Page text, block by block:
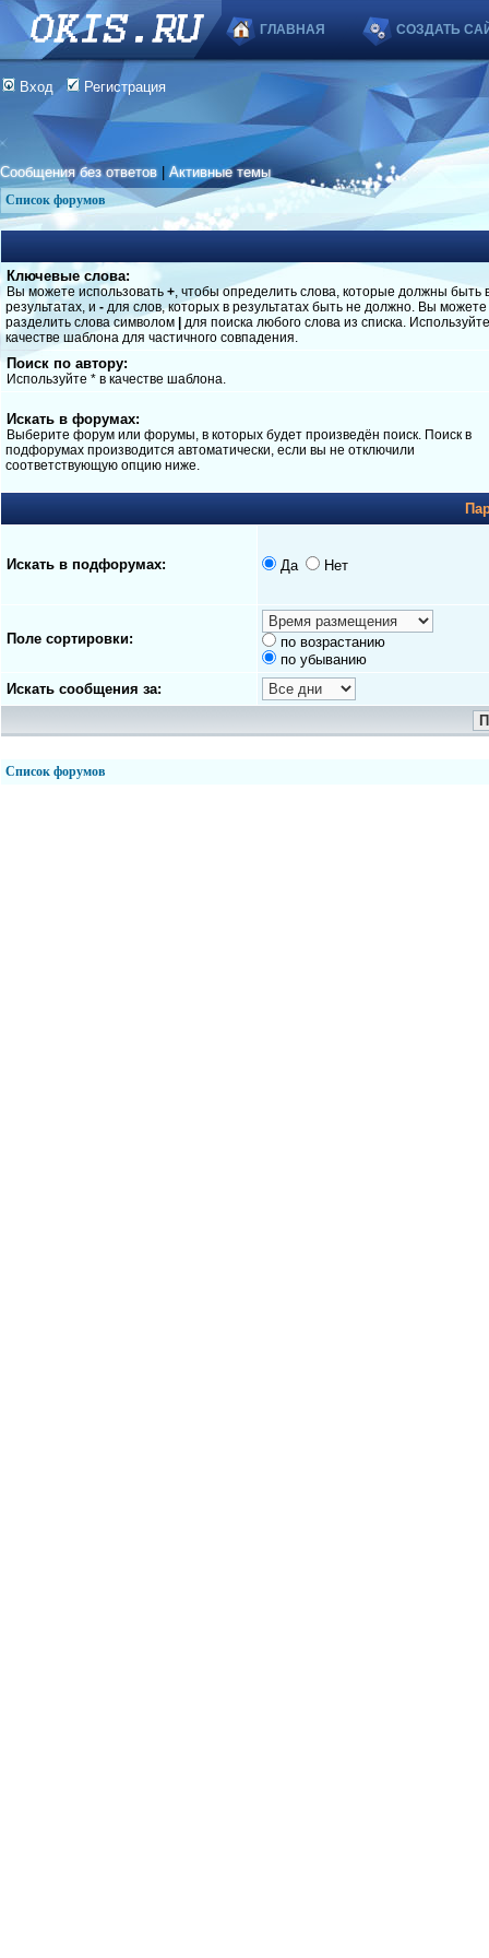
ГЛАВНАЯ СОЗДАТЬ
Вход Регистрация
Сообщения без ответов |Активные темы
Список форумов
Ключевые слова:
Вы можете использовать +, чтобы определить слова, которые должны быть
результатах, и - для слов, которых в результатах быть не должно. Вы можете
разделить слова символом
для поиска любого слова из списка.
качестве шаблона для частичного совпадения.
Поиск по автору:
Используйте * в качестве шаблона.
Искать в форумах:
Выберите форум или форумы, в которых будет произведён поиск. Поиск в
подфорумах производится автоматически, если вы не отключили
соответствующую опцию ниже.
Искать в подфорумах: Да Нет
Поле сортировки:
по возрастанию
по убыванию
Искать сообщения за:
Список форумов